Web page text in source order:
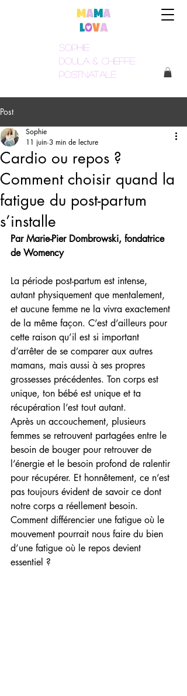
Sophie
Doula & Cheffe
postnatale
Post
Cardio ou repos ?
Comment choisir quand la
fatigue du post-partum
s’installe
Sophie
11 juin 3 min de lecture
Par Marie-Pier Dombrowski, fondatrice
de Womency
La période post-partum est intense,
autant physiquement que mentalement,
et aucune femme ne la vivra exactement
de la même façon. C’est d’ailleurs pour
cette raison qu’il est si important
d’arrêter de se comparer aux autres
mamans, mais aussi à ses propres
grossesses précédentes. Ton corps est
unique, ton bébé est unique et ta
récupération l’est tout autant.
Après un accouchement, plusieurs
femmes se retrouvent partagées entre le
besoin de bouger pour retrouver de
l’énergie et le besoin profond de ralentir
pour récupérer. Et honnêtement, ce n’est
pas toujours évident de savoir ce dont
notre corps a réellement besoin.
Comment différencier une fatigue où le
mouvement pourrait nous faire du bien
d’une fatigue où le repos devient
essentiel ?